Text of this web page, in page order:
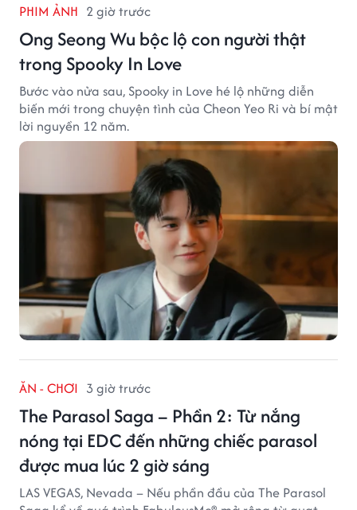
PHIM ẢNH 2 giờ trước
Ong Seong Wu bộc lộ con người thật
trong Spooky In Love
Bước vào nửa sau, Spooky in Love hé lộ những diễn
biến mới trong chuyện tình của Cheon Yeo Ri và bí mật
lời nguyền 12 năm.
ĂN - CHƠI 3 giờ trước
The Parasol Saga – Phần 2: Từ nắng
nóng tại EDC đến những chiếc parasol
được mua lúc 2 giờ sáng
LAS VEGAS, Nevada – Nếu phần đầu của The Parasol